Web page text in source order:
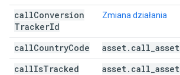
callConversion
TrackerId
Zmiana działania
callCountryCode asset. call asset
callIsTracked asset. call asset